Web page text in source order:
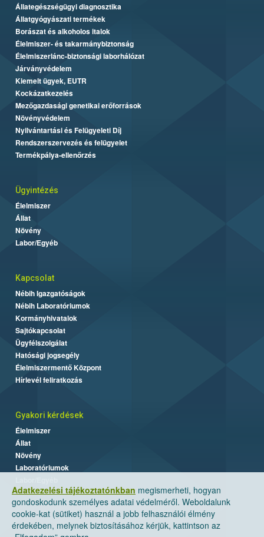
Adatkezelési tájékoztatónkban megismerheti, hogyan
gondoskodunk személyes adatai védelméről. Weboldalunk
cookie-kat (sütiket) használ a jobb felhasználói élmény
érdekében, melynek biztosításához kérjük, kattintson az
Állategészségügyi diagnosztika
Állatgyógyászati termékek
Borászat és alkoholos italok
Élelmiszer- és takarmánybiztonság
Élelmiszerlánc-biztonsági laborhálózat
Járványvédelem
Kiemelt ügyek, EUTR
Kockázatkezelés
Mezőgazdasági genetikai erőforrások
Növényvédelem
Nyilvántartási és Felügyeleti Díj
Rendszerszervezés és felügyelet
Termékpálya-ellenőrzés
Ügyintézés
Élelmiszer
Állat
Növény
Labor/Egyéb
Kapcsolat
Nébih Igazgatóságok
Nébih Laboratóriumok
Kormányhivatalok
Sajtókapcsolat
Ügyfélszolgálat
Hatósági jogsegély
Élelmiszermentő Központ
Hírlevél feliratkozás
Gyakori kérdések
Élelmiszer
Állat
Növény
Laboratóriumok